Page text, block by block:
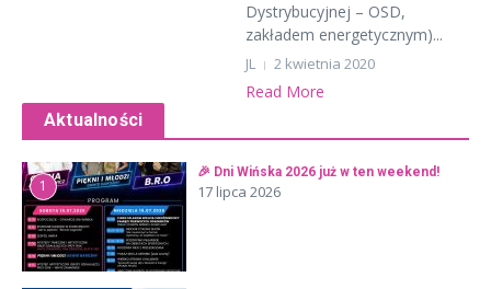
Dystrybucyjnej – OSD,
zakładem energetycznym)...
JL 2 kwietnia 2020
Read More
Aktualności
1
🎉 Dni Wińska 2026 już w ten weekend!
17 lipca 2026